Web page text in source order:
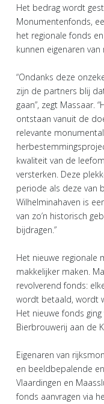
Het bedrag wordt
Monumentenfonds,
het regionale fonds
kunnen eigenaren
“Ondanks deze
zijn de partners blij
gaan”, zegt Massaar.
ontstaan vanuit de
relevante
kwaliteit van de
versterken. Deze
periode als deze van
Wilhelminahaven is
van zo’n historisch
bijdragen.”
Het nieuwe
makkelijker maken.
revolverend fonds:
wordt betaald, wordt
Het nieuwe fonds
Bierbrouwerij aan de
Eigenaren van
en beeldbepalende
Vlaardingen en
fonds aanvragen via